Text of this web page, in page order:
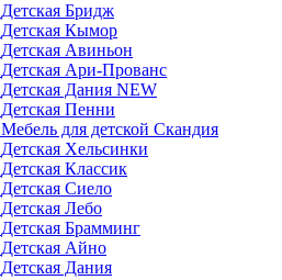
Детская Бридж
Детская Кымор
Детская Авиньон
Детская Ари-Прованс
Детская Дания NEW
Детская Пенни
Мебель для детской Скандия
Детская Хельсинки
Детская Классик
Детская Сиело
Детская Лебо
Детская Брамминг
Детская Айно
Детская Дания